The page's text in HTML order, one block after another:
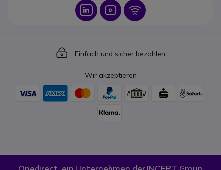
Icon Icon Icon
Icon
Einfach und sicher bezahlen
Wir akzeptieren